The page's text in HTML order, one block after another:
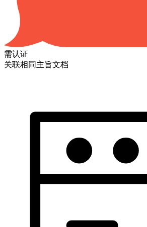
需认证
关联相同主旨文档